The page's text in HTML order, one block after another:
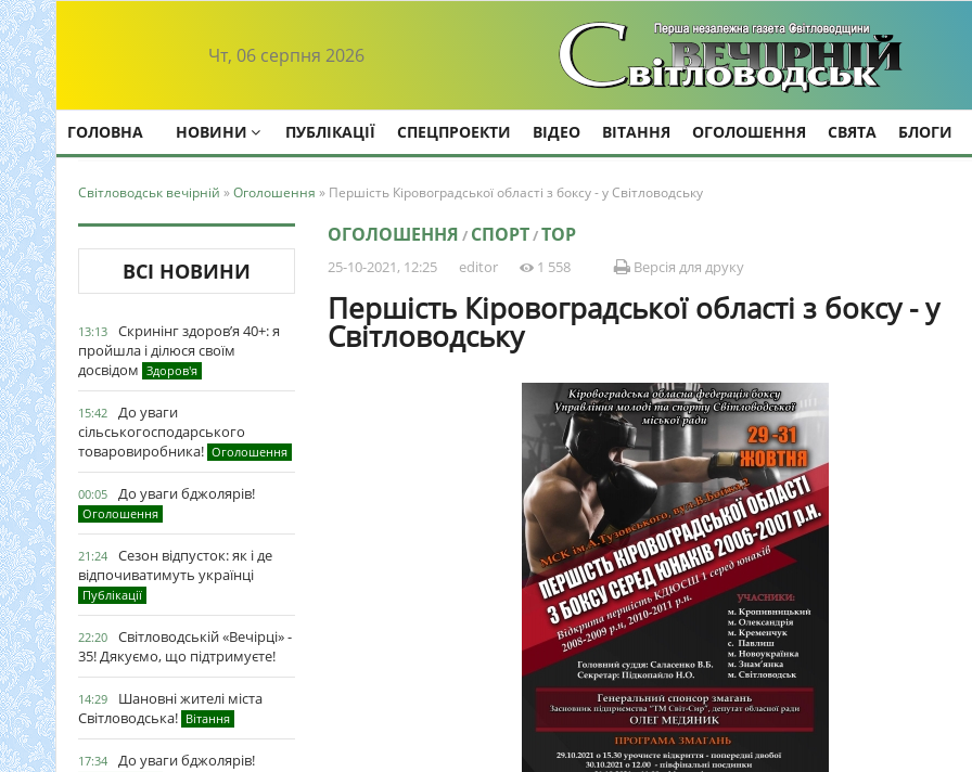
Чт, 06 серпня 2026
ГОЛОВНА НОВИНИ ПУБЛІКАЦІЇ СПЕЦПРОЕКТИ ВІДЕО ВІТАННЯ ОГОЛОШЕННЯ СВЯТА БЛОГИ
Світловодськ вечірній »Оголошення » Першість Кіровоградської області з боксу - у Світловодську
ВСІ НОВИНИ
13:13
Скринінг здоров’я 40+: я
пройшла і ділюся своїм
досвідом Здоров'я
15:42
До уваги
сільськогосподарського
товаровиробника! Оголошення
00:05 До уваги бджолярів!
Оголошення
21:24
Сезон відпусток: як і де
відпочиватимуть українці
Публікації
22:20
Світловодській «Вечірці» -
35! Дякуємо, що підтримуєте!
14:29
Шановні жителі міста
Світловодська! Вітання
17:34 До уваги бджолярів!
ОГОЛОШЕННЯ / СПОРТ/TOP
25-10-2021, 12:25 editor 1 558 Версія для друку
Першість Кіровоградської області з боксу - у
Світловодську